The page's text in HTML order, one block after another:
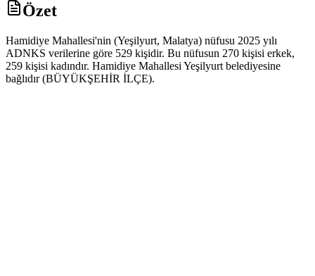
Özet
Hamidiye Mahallesi'nin (Yeşilyurt, Malatya) nüfusu 2025 yılı
ADNKS verilerine göre 529 kişidir. Bu nüfusun 270 kişisi erkek,
259 kişisi kadındır. Hamidiye Mahallesi Yeşilyurt belediyesine
bağlıdır (BÜYÜKŞEHİR İLÇE).